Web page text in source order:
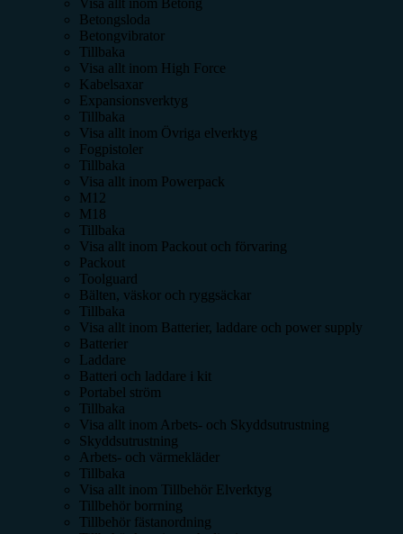
Visa allt inom Betong
Betongsloda
Betongvibrator
Tillbaka
Visa allt inom High Force
Kabelsaxar
Expansionsverktyg
Tillbaka
Visa allt inom Övriga elverktyg
Fogpistoler
Tillbaka
Visa allt inom Powerpack
M12
M18
Tillbaka
Visa allt inom Packout och förvaring
Packout
Toolguard
Bälten, väskor och ryggsäckar
Tillbaka
Visa allt inom Batterier, laddare och power supply
Batterier
Laddare
Batteri och laddare i kit
Portabel ström
Tillbaka
Visa allt inom Arbets- och Skyddsutrustning
Skyddsutrustning
Arbets- och värmekläder
Tillbaka
Visa allt inom Tillbehör Elverktyg
Tillbehör borrning
Tillbehör fästanordning